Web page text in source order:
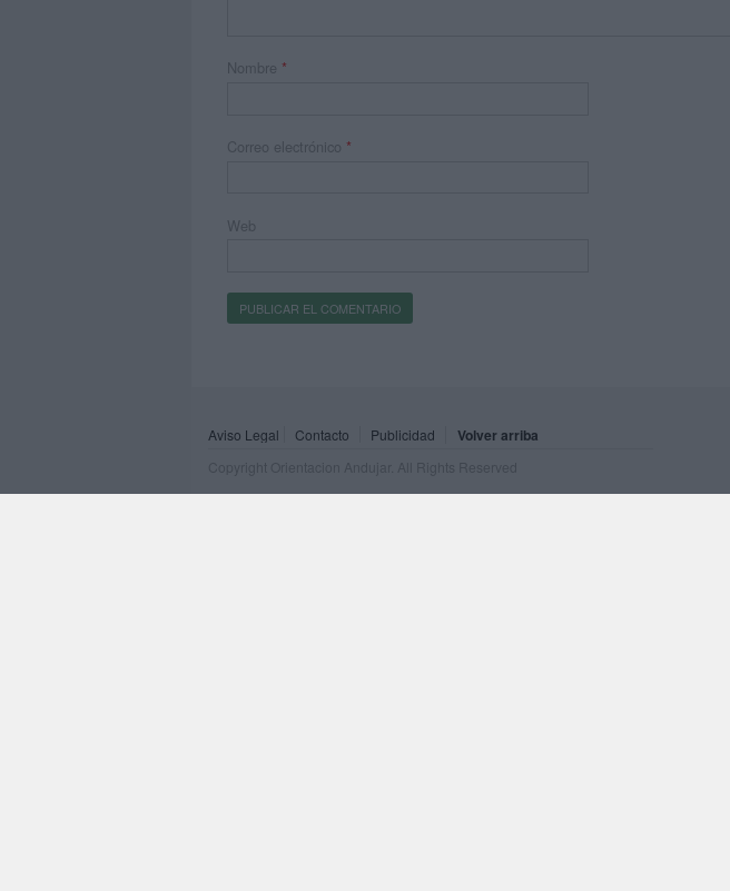
Nombre *
Correo electrónico *
Web
Aviso Legal Contacto Publicidad Volver arriba